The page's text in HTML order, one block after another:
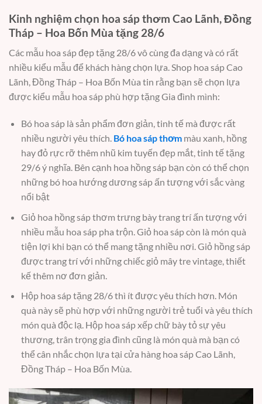
Kinh nghiệm chọn hoa sáp thơm Cao Lãnh, Đồng
Tháp – Hoa Bốn Mùa tặng 28/6
Các mẫu hoa sáp đẹp tặng 28/6 vô cùng đa dạng và có rất
nhiều kiểu mẫu để khách hàng chọn lựa. Shop hoa sáp Cao
Lãnh, Đồng Tháp – Hoa Bốn Mùa tin rằng bạn sẽ chọn lựa
được kiểu mẫu hoa sáp phù hợp tặng Gia đình mình:
Bó hoa sáp là sản phẩm đơn giản, tinh tế mà được rất
nhiều người yêu thích. Bó hoa sáp thơmmàu xanh, hồng
hay đỏ rực rỡ thêm nhũ kim tuyến đẹp mắt, tinh tế tặng
29/6 ý nghĩa. Bên cạnh hoa hồng sáp bạn còn có thể chọn
những bó hoa hướng dương sáp ấn tượng với sắc vàng
nổi bật
Giỏ hoa hồng sáp thơm trưng bày trang trí ấn tượng với
nhiều mẫu hoa sáp pha trộn. Giỏ hoa sáp còn là món quà
tiện lợi khi bạn có thể mang tặng nhiều nơi. Giỏ hồng sáp
được trang trí với những chiếc giỏ mây tre vintage, thiết
kế thêm nơ đơn giản.
Hộp hoa sáp tặng 28/6 thì ít được yêu thích hơn. Món
quà này sẽ phù hợp với những người trẻ tuổi và yêu thích
món quà độc lạ. Hộp hoa sáp xếp chữ bày tỏ sự yêu
thương, trân trọng gia đình cũng là món quà mà bạn có
thể cân nhắc chọn lựa tại cửa hàng hoa sáp Cao Lãnh,
Đồng Tháp – Hoa Bốn Mùa.